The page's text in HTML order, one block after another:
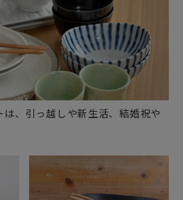
、引っ越しや新生活、結婚祝や